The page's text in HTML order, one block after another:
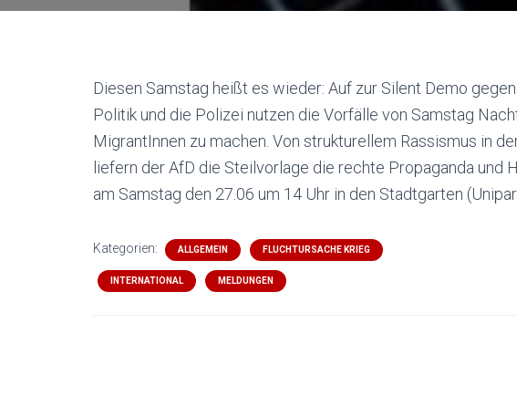
Diesen Samstag heißt es wieder: Auf zur Silent Demo
Politik und die Polizei nutzen die Vorfälle von Samstag
MigrantInnen zu machen. Von strukturellem Rassismus in
liefern der AfD die Steilvorlage die rechte Propaganda und
am Samstag den 27.06 um 14 Uhr in den Stadtgarten
Kategorien: ALLGEMEIN FLUCHTURSACHE KRIEG
INTERNATIONAL MELDUNGEN